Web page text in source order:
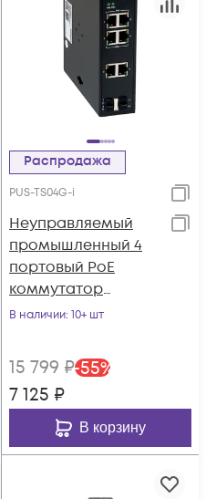
Распродажа
PUS-TS04G-i
Неуправляемый
промышленный 4
портовый PoE
коммутатор
POWERTONE PUS-
В наличии: 10+ шт
15 799 ₽-55%
7 125 ₽
В корзину